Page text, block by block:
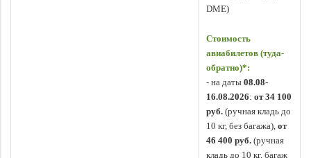
DME)
Стоимость
авиабилетов (туда-
обратно)*:
- на даты 08.08-
16.08.2026: от 34 100
руб. (ручная кладь до
10 кг, без багажа), от
46 400 руб. (ручная
кладь до 10 кг, багаж